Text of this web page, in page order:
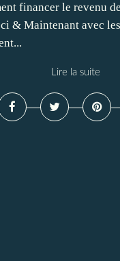
financer le revenu
& Maintenant avec
Lire la suite